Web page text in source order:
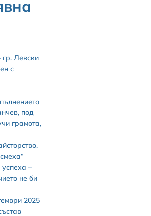
гр. Левски
с
под
грамота,
успеха –
не би
2025